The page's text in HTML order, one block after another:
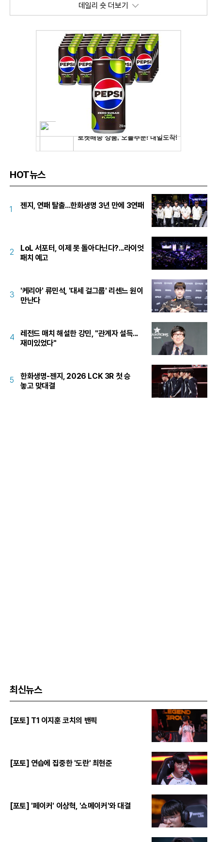
데일리 숏 더보기
HOT뉴스
1 젠지, 연패 탈출...한화생명 3년 만에 3연패
2
LoL 서포터, 이제 못 돌아다닌다?...라이엇
패치 예고
3
'케리아' 류민석, '대세 걸그룹' 리센느 원이
만난다
4
레전드 매치 해설한 강민, "관계자 설득...
재미있었다"
5
한화생명-젠지, 2026 LCK 3R 첫 승
놓고 맞대결
최신뉴스
[포토] T1 이지훈 코치의 밴픽
[포토] 연습에 집중한 '도란' 최현준
[포토] '페이커' 이상혁, '쇼메이커'와 대결